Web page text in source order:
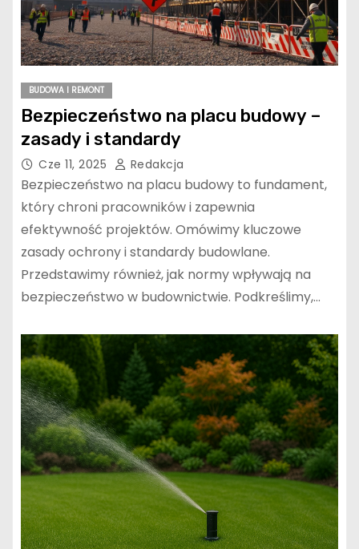
BUDOWA I REMONT
Bezpieczeństwo na placu budowy –
zasady i standardy
Cze 11, 2025 Redakcja
Bezpieczeństwo na placu budowy to fundament,
który chroni pracowników i zapewnia
efektywność projektów. Omówimy kluczowe
zasady ochrony i standardy budowlane.
Przedstawimy również, jak normy wpływają na
bezpieczeństwo w budownictwie. Podkreślimy,…